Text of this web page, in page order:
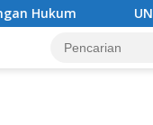
UNESA Gelar